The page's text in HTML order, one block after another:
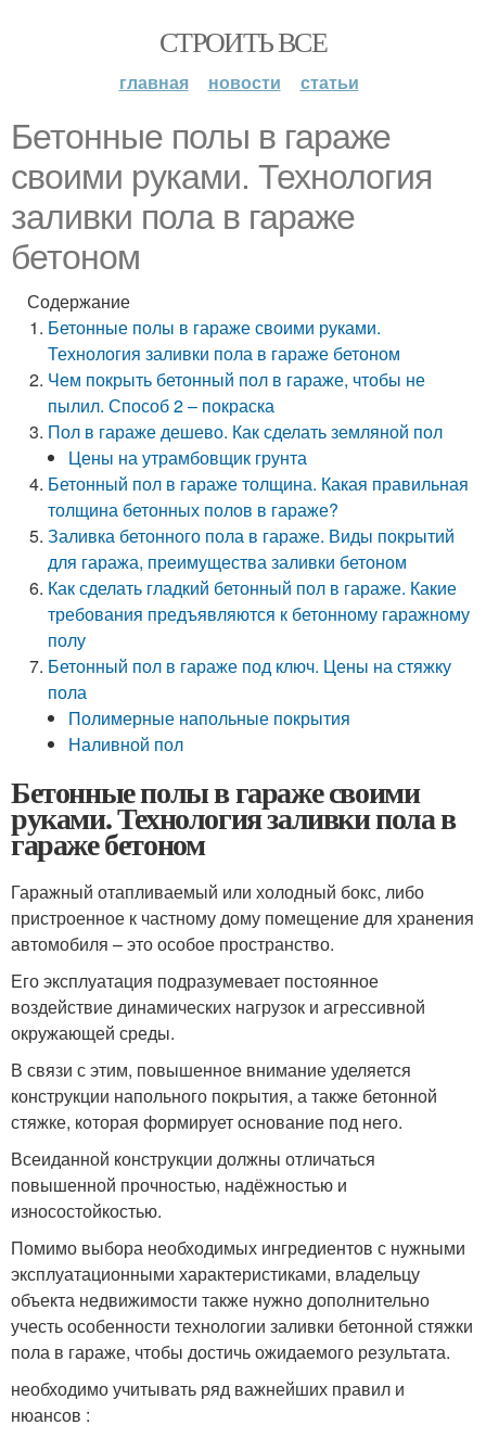
СТРОИТЬ ВСЕ
главная новости статьи
Бетонные полы в гараже
своими руками. Технология
заливки пола в гараже
бетоном
Содержание
Бетонные полы в гараже своими руками.
Технология заливки пола в гараже бетоном
Чем покрыть бетонный пол в гараже, чтобы не
пылил. Способ 2 – покраска
Пол в гараже дешево. Как сделать земляной пол
Цены на утрамбовщик грунта
Бетонный пол в гараже толщина. Какая правильная
толщина бетонных полов в гараже?
Заливка бетонного пола в гараже. Виды покрытий
для гаража, преимущества заливки бетоном
Как сделать гладкий бетонный пол в гараже. Какие
требования предъявляются к бетонному гаражному
полу
Бетонный пол в гараже под ключ. Цены на стяжку
пола
Полимерные напольные покрытия
Наливной пол
Бетонные полы в гараже своими
руками. Технология заливки пола в
гараже бетоном
Гаражный отапливаемый или холодный бокс, либо
пристроенное к частному дому помещение для хранения
автомобиля – это особое пространство.
Его эксплуатация подразумевает постоянное
воздействие динамических нагрузок и агрессивной
окружающей среды.
В связи с этим, повышенное внимание уделяется
конструкции напольного покрытия, а также бетонной
стяжке, которая формирует основание под него.
Всеиданной конструкции должны отличаться
повышенной прочностью, надёжностью и
износостойкостью.
Помимо выбора необходимых ингредиентов с нужными
эксплуатационными характеристиками, владельцу
объекта недвижимости также нужно дополнительно
учесть особенности технологии заливки бетонной стяжки
пола в гараже, чтобы достичь ожидаемого результата.
необходимо учитывать ряд важнейших правил и
нюансов :